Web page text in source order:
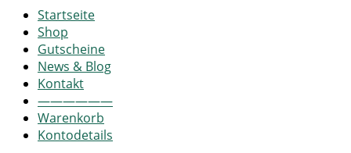
Startseite
Shop
Gutscheine
News & Blog
Kontakt
——————
Warenkorb
Kontodetails